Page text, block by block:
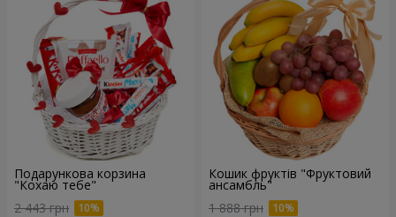
Подарункова корзина
"Кохаю тебе"
2 443 грн
Кошик фруктів "Фруктовий
ансамбль"
1 888 грн